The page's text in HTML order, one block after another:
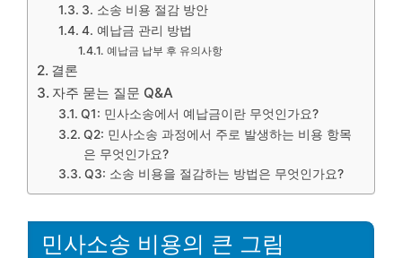
3. 소송 비용 절감 방안
4. 예납금 관리 방법
예납금 납부 후 유의사항
결론
자주 묻는 질문 Q&A
Q1: 민사소송에서 예납금이란 무엇인가요?
Q2: 민사소송 과정에서 주로 발생하는 비용 항목
은 무엇인가요?
Q3: 소송 비용을 절감하는 방법은 무엇인가요?
민사소송 비용의 큰 그림